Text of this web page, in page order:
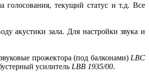
голосования, текущий статус и т.д. Все
акустики зала. Для настройки звука и
прожектора (под балконами) LBC
усилитель LBB 1935/00.